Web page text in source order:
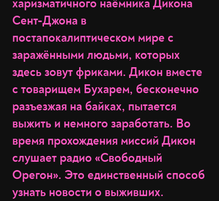
харизматичного наёмника Дикона
Сент-Джона в
постапокалиптическом мире с
заражёнными людьми, которых
здесь зовут фриками. Дикон вместе
с товарищем Бухарем, бесконечно
разъезжая на байках, пытается
выжить и немного заработать. Во
время прохождения миссий Дикон
слушает радио «Свободный
Орегон». Это единственный способ
узнать новости о выживших.